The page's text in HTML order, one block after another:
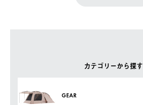
カテゴリーから探す
GEAR